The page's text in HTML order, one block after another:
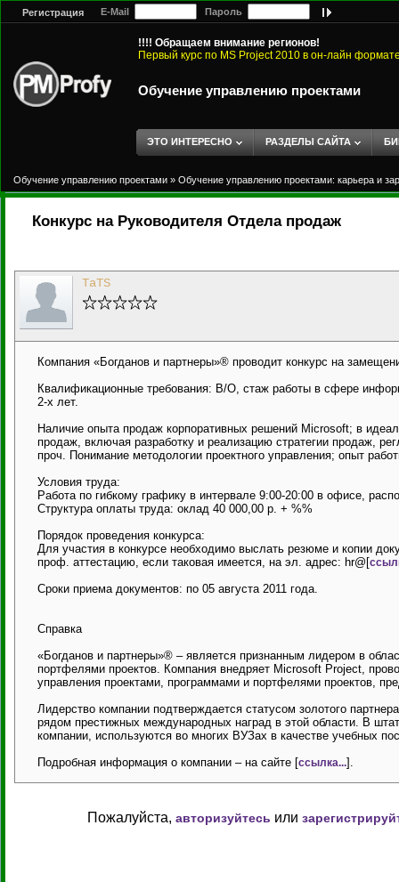
Регистрация E-Mail Пароль
!!!! Обращаем внимание регионов!
Первый курс по MS Project 2010 в он-лайн
Обучение управлению проектами
ЭТО ИНТЕРЕСНО РАЗДЕЛЫ САЙТА
Обучение управлению проектами » Обучение управлению проектами: карьера и
Конкурс на Руководителя Отдела продаж
TaTS
Компания «Богданов и партнеры»® проводит конкурс на
Квалификационные требования: В/О, стаж работы в сфере
2-х лет.
Наличие опыта продаж корпоративных решений Microsoft; в
продаж, включая разработку и реализацию стратегии продаж,
проч. Понимание методологии проектного управления; опыт
Условия труда:
Работа по гибкому графику в интервале 9:00-20:00 в офисе,
Структура оплаты труда: оклад 40 000,00 р. + %%
Порядок проведения конкурса:
Для участия в конкурсе необходимо выслать резюме и копии
проф. аттестацию, если таковая имеется, на эл. адрес: hr@[
Сроки приема документов: по 05 августа 2011 года.
Справка
«Богданов и партнеры»® – является признанным лидером в
портфелями проектов. Компания внедряет Microsoft Project,
управления проектами, программами и портфелями проектов,
Лидерство компании подтверждается статусом золотого
рядом престижных международных наград в этой области. В
компании, используются во многих ВУЗах в качестве учебных
Подробная информация о компании – на сайте [ссылка...].
Пожалуйста, авторизуйтесь или